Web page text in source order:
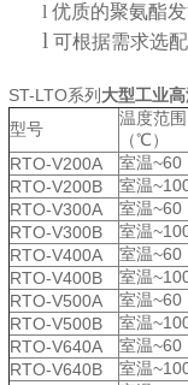
l 优质的聚氨酯
l 可根据需求选配
ST-LTO系列 大型工业
型号
温度范围
（℃）
RTO-V200A
室温~60
RTO-V200B
室温
RTO-V300A
室温~60
RTO-V300B
室温
RTO-V400A
室温~60
RTO-V400B
室温
RTO-V500A
室温~60
RTO-V500B
室温
RTO-V640A
室温~60
RTO-V640B
室温